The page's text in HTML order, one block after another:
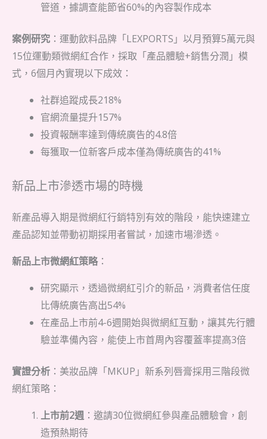
管道，據調查能節省60%的內容製作成本
案例研究 ：運動飲料品牌「LEXPORTS」以月預算5萬元與
15位運動類微網紅合作，採取「產品體驗+銷售分潤」模
式，6個月內實現以下成效：
社群追蹤成長218%
官網流量提升157%
投資報酬率達到傳統廣告的4.8倍
每獲取一位新客戶成本僅為傳統廣告的41%
新品上市滲透市場的時機
新產品導入期是微網紅行銷特別有效的階段，能快速建立
產品認知並帶動初期採用者嘗試，加速市場滲透。
新品上市微網紅策略：
研究顯示，透過微網紅引介的新品，消費者信任度
比傳統廣告高出54%
在產品上市前4-6週開始與微網紅互動，讓其先行體
驗並準備內容，能使上市首周內容覆蓋率提高3倍
實證分析 ：美妝品牌「MKUP」新系列唇膏採用三階段微
網紅策略：
上市前2週 ：邀請30位微網紅參與產品體驗會，創
造預熱期待